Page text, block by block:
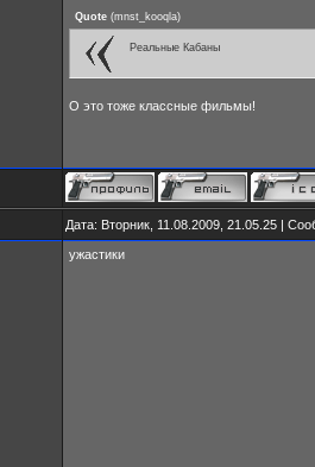
Quote (mnst_kooqla)
Реальные Кабаны
О это тоже классные фильмы!
Дата: Вторник, 11.08.2009, 21.05.25 |
ужастики